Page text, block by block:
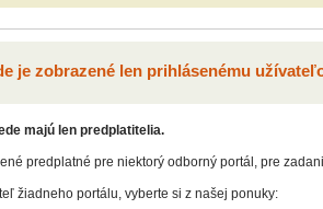
je zobrazené len prihlásenému
majú len predplatitelia.
predplatné pre niektorý odborný portál, pre
žiadneho portálu, vyberte si z našej ponuky: